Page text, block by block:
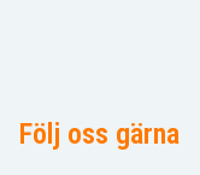
Följ oss gärna